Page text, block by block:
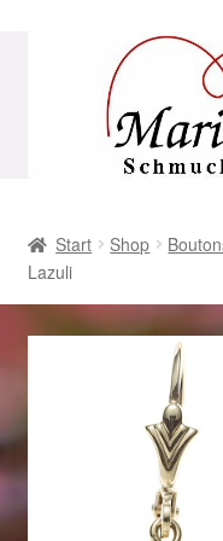
Navigation
AGB
Beispiel-Seite
Geschenke zu Ostern
Geschenke zu Ostern
Start Shop
Lazuli